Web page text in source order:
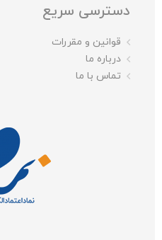
دسترسی سریع
قوانین و مقررات
درباره ما
تماس با ما